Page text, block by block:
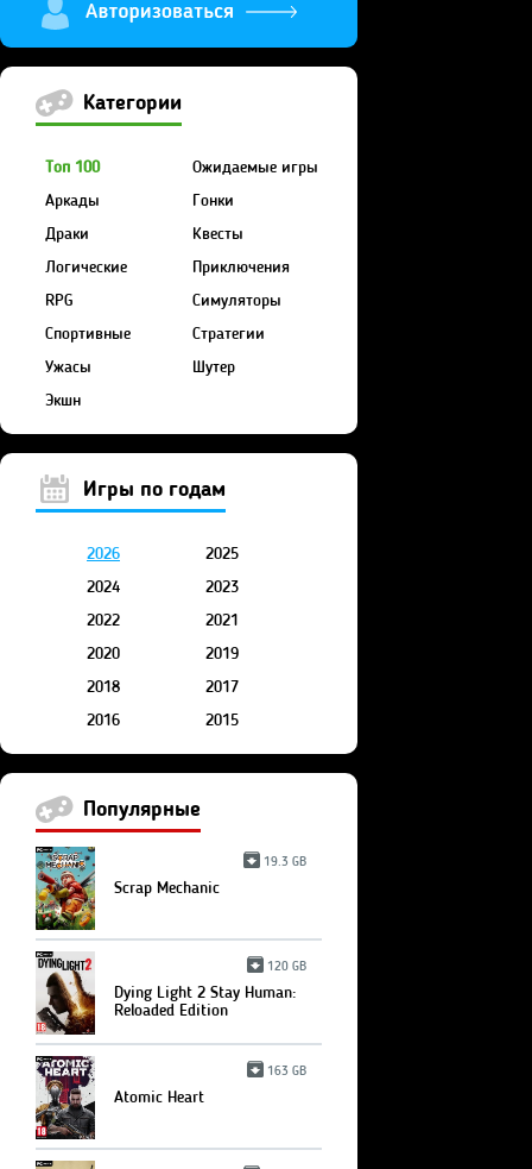
Категории
Топ 100
Ожидаемые игры
Аркады
Гонки
Драки
Квесты
Логические
Приключения
RPG
Симуляторы
Спортивные
Стратегии
Ужасы
Шутер
Экшн
Игры по годам
2026
2025
2024
2023
2022
2021
2020
2019
2018
2017
2016
2015
Популярные
19.3 GB
Scrap Mechanic
120 GB
Dying Light 2 Stay Human:
Reloaded Edition
163 GB
Atomic Heart